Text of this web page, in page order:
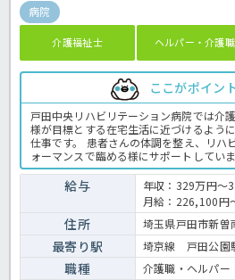
病院
介護福祉士 ヘルパー・介護職
ここがポイン
戸田中央リハビリテーション病院では介
様が目標とする在宅生活に近づけるよう
仕事です。 患者さんの体調を整え、リハ
ォーマンスで臨める様にサポートしてい
ビリテーションで獲得したADL（着替え
日々の入院生活で実施して定着するよう
ご家族の望む退院後の生活に近づけられ
題に対して患者さんご家族と多職種チー
心安全を極めた看護・介護を提供してい
です。＜介護職 正職員 病院の求人＞
給与
年収：329万円～
月給：226,100円
住所 埼玉県戸田市新曽
最寄り駅 埼京線 戸田公園
職種 介護職・ヘルパー